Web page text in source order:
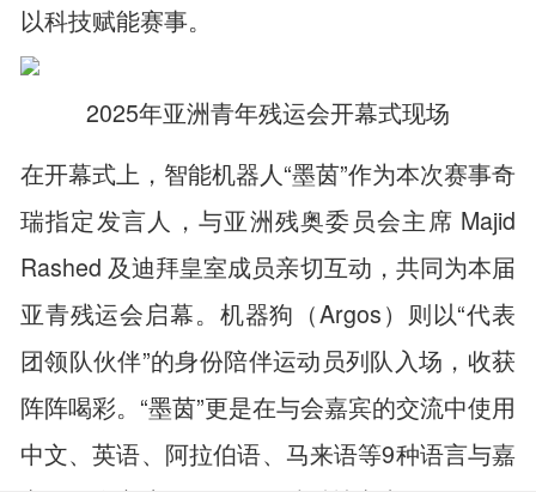
以科技赋能赛事。
2025年亚洲青年残运会开幕式现场
在开幕式上，智能机器人“墨茵”作为本次赛事奇
瑞指定发言人，与亚洲残奥委员会主席 Majid
Rashed 及迪拜皇室成员亲切互动，共同为本届
亚青残运会启幕。机器狗（Argos）则以“代表
团领队伙伴”的身份陪伴运动员列队入场，收获
阵阵喝彩。“墨茵”更是在与会嘉宾的交流中使用
中文、英语、阿拉伯语、马来语等9种语言与嘉